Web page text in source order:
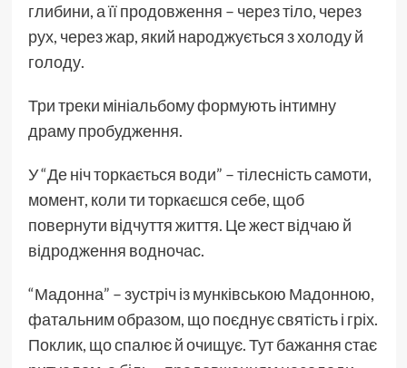
глибини, а її продовження – через тіло, через
рух, через жар, який народжується з холоду й
голоду.
Три треки мініальбому формують інтимну
драму пробудження.
У “Де ніч торкається води” – тілесність самоти,
момент, коли ти торкаєшся себе, щоб
повернути відчуття життя. Це жест відчаю й
відродження водночас.
“Мадонна” – зустріч із мунківською Мадонною,
фатальним образом, що поєднує святість і гріх.
Поклик, що спалює й очищує. Тут бажання стає